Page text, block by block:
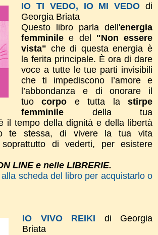
IO TI VEDO, IO MI VEDO di
Georgia Briata
Questo libro parla dell'energia
femminilee del "Non essere
vista" che di questa energia è
la ferita principale. È ora di dare
voce a tutte le tue parti invisibili
che ti impediscono l’amore e
l’abbondanza e di onorare il
tuocorpo e tutta lastirpe
femminile della tua
il tempo della dignità e della libertà
te stessa, di vivere la tua vita
di vederti, per esistere
LINE e nelle LIBRERIE.
scheda del libro per acquistarlo o
IO VIVO REIKI di Georgia
Briata